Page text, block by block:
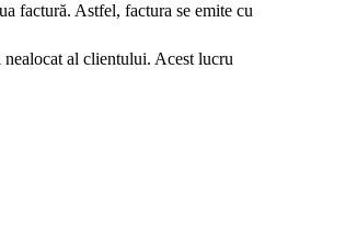
factură. Astfel, factura se emite cu
nealocat al clientului. Acest lucru